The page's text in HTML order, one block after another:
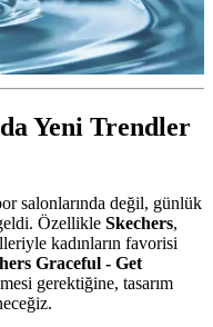
Yeni Trendler
salonlarında değil, günlük
Özellikle Skechers,
kadınların favorisi
Graceful - Get
gerektiğine, tasarım